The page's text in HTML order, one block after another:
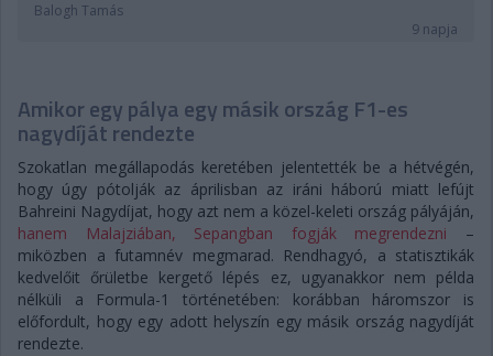
Balogh Tamás
9 napja
Amikor egy pálya egy másik ország F1-es
nagydíját rendezte
Szokatlan megállapodás keretében jelentették be a hétvégén,
hogy úgy pótolják az áprilisban az iráni háború miatt lefújt
Bahreini Nagydíjat, hogy azt nem a közel-keleti ország pályáján,
hanem Malajziában, Sepangban fogják megrendezni –
miközben a futamnév megmarad. Rendhagyó, a statisztikák
kedvelőit őrületbe kergető lépés ez, ugyanakkor nem példa
nélküli a Formula-1 történetében: korábban háromszor is
előfordult, hogy egy adott helyszín egy másik ország nagydíját
rendezte.